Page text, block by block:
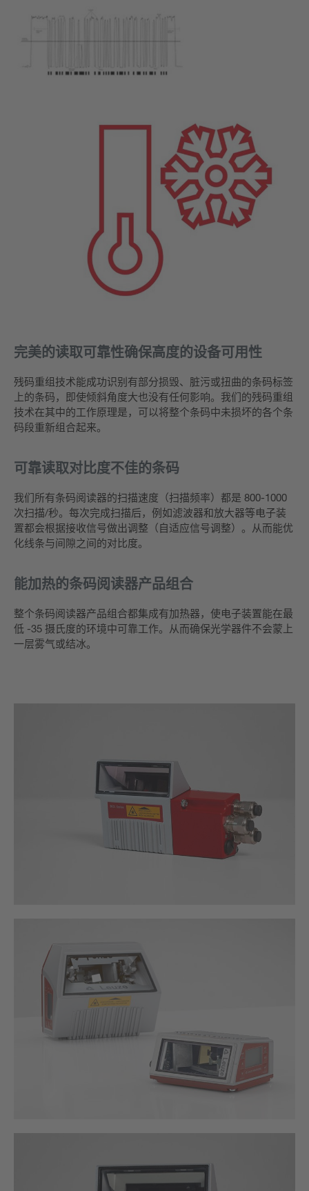
完美的读取可靠性确保高度的设备可用性
残码重组技术能成功识别有部分损毁、脏污或扭曲的条码标签
上的条码，即使倾斜角度大也没有任何影响。我们的残码重组
技术在其中的工作原理是，可以将整个条码中未损坏的各个条
码段重新组合起来。
可靠读取对比度不佳的条码
我们所有条码阅读器的扫描速度（扫描频率）都是 800-1000
次扫描/秒。每次完成扫描后，例如滤波器和放大器等电子装
置都会根据接收信号做出调整（自适应信号调整）。从而能优
化线条与间隙之间的对比度。
能加热的条码阅读器产品组合
整个条码阅读器产品组合都集成有加热器，使电子装置能在最
低 -35 摄氏度的环境中可靠工作。从而确保光学器件不会蒙上
一层雾气或结冰。